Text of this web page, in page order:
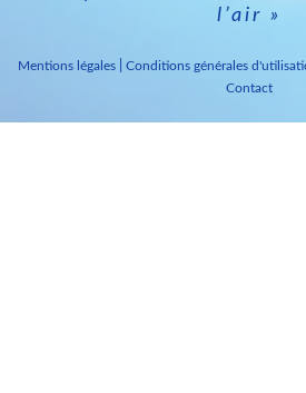
l’air »
Mentions légales Conditions générales
Contact